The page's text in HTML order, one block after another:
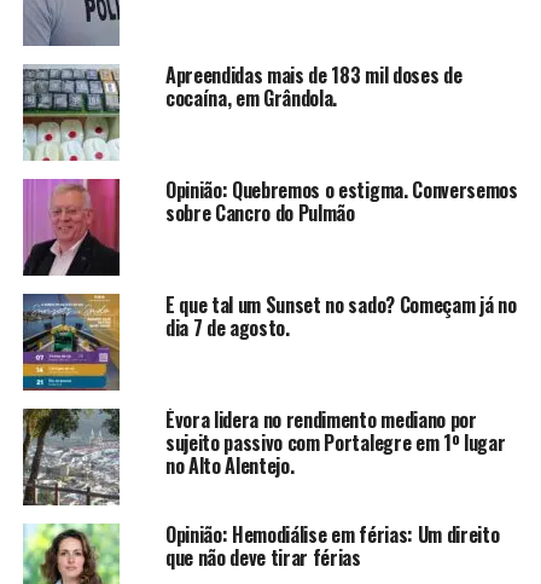
Apreendidas mais de 183 mil doses de
cocaína, em Grândola.
Opinião: Quebremos o estigma. Conversemos
sobre Cancro do Pulmão
E que tal um Sunset no sado? Começam já no
dia 7 de agosto.
Évora lidera no rendimento mediano por
sujeito passivo com Portalegre em 1º lugar
no Alto Alentejo.
Opinião: Hemodiálise em férias: Um direito
que não deve tirar férias